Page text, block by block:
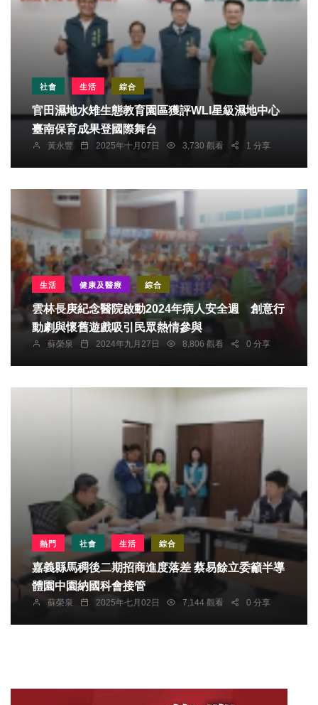
社會 生活 綜合
官田濕地水雉生態教育園區獲評WLI星級濕地中心
臺南保育成果登國際舞台
黃永豐 2025年十月07日 3,730 觀看 1 分享
生活 健康及醫療 綜合
雲林長庚紀念醫院啟動2024年病人安全週 創意行
動劇與懷舊遊戲吸引民眾熱情參與
蘇榮泉 2024年九月27日 8,806 觀看 0 分享
熱門 社會 生活 綜合
嘉義縣馬稠後二期招商進度落差 蔡易餘立委籲半導
體園中園納國科會接管
蘇榮泉 2025年七月02日 7,144 觀看 0 分享